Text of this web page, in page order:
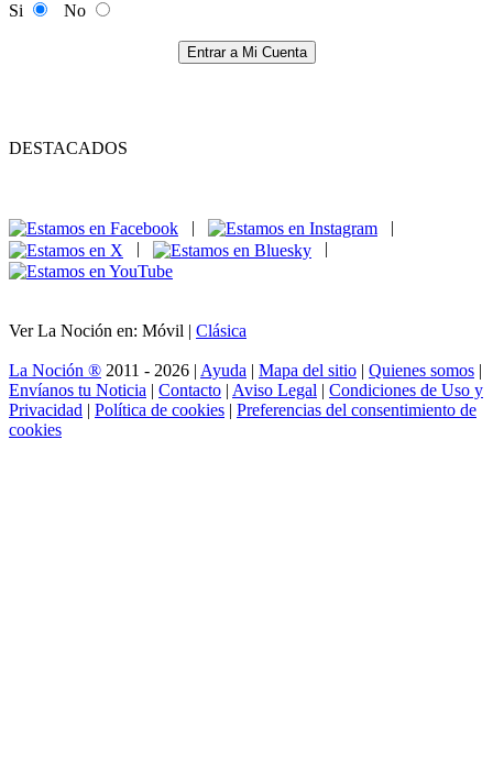
Si
No
Entrar a Mi Cuenta
DESTACADOS
|
|
|
|
Ver La Noción en: Móvil | Clásica
La Noción ® 2011 - 2026 | Ayuda | Mapa del sitio | Quienes somos |
Envíanos tu Noticia | Contacto | Aviso Legal | Condiciones de Uso y
Privacidad | Política de cookies | Preferencias del consentimiento de
cookies